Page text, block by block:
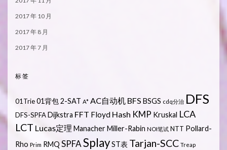
2017 年 10 月
2017 年 8 月
2017 年 7 月
标签
01Trie01背包2-SAT A* AC自动机 BFS BSGS cdq分治 DFS
DFS-SPFADijkstra FFT Floyd Hash KMP Kruskal LCA
LCT Lucas定理 ManacherMiller-Rabin NOI笔试 NTT Pollard-
Rho Prim RMQ SPFASplayST表 Tarjan-SCC Treap